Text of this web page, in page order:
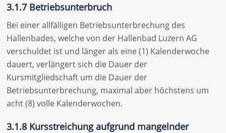
3.1.7 Betriebsunterbruch
Bei einer allfälligen Betriebsunterbrechung des
Hallenbades, welche von der Hallenbad Luzern AG
verschuldet ist und länger als eine (1) Kalenderwoche
dauert, verlängert sich die Dauer der
Kursmitgliedschaft um die Dauer der
Betriebsunterbrechung, maximal aber höchstens um
acht (8) volle Kalenderwochen.
3.1.8 Kursstreichung aufgrund mangelnder